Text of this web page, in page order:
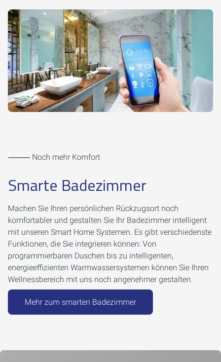
⸻ Noch mehr Komfort
Smarte Badezimmer
Machen Sie Ihren persönlichen Rückzugsort noch
komfortabler und gestalten Sie Ihr Badezimmer intelligent
mit unseren Smart Home Systemen. Es gibt verschiedenste
Funktionen, die Sie integrieren können: Von
programmierbaren Duschen bis zu intelligenten,
energieeffizienten Warmwassersystemen können Sie Ihren
Wellnessbereich mit uns noch angenehmer gestalten.
Mehr zum smarten Badezimmer